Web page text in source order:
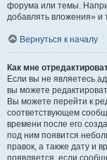
форума или темы.
добавлять вложения» и
Вернуться к началу
Как мне
Если вы не являетесь
вы можете
Вы можете перейти к
соответствующем
времени после его
под ним появится
правок, а также дату и
появляется, если